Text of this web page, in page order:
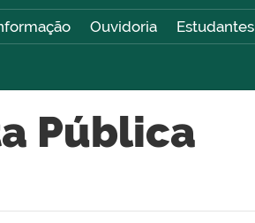
Ouvidoria Estudantes
Pública